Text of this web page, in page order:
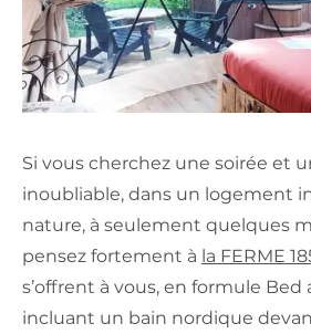
Si vous cherchez une soirée et
inoubliable, dans un logement
nature, à seulement quelques
pensez fortement à la FERME
s’offrent à vous, en formule Bed
incluant un bain nordique